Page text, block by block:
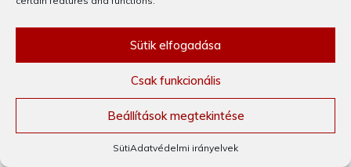
Sütik elfogadása
Csak funkcionális
Beállítások megtekintése
SütiAdatvédelmi irányelvek
szakasza. Gondtalan, felhőtlen lebegés,
második évad már a lejövés szakasza,
. Kellemetlen, fehér fényár,